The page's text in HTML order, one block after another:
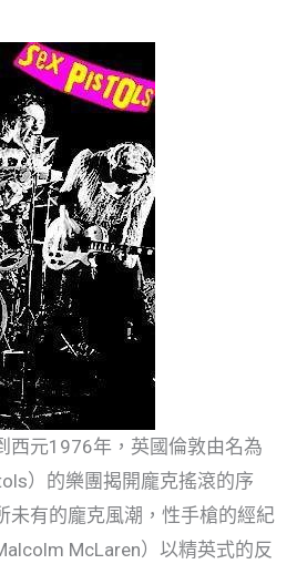
元1976年，英國倫敦由名為
）的樂團揭開龐克搖滾的序
未有的龐克風潮，性手槍的經紀
McLaren）以精英式的反